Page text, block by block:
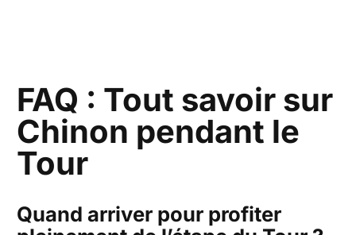
FAQ : Tout savoir sur
Chinon pendant le
Tour
Quand arriver pour profiter